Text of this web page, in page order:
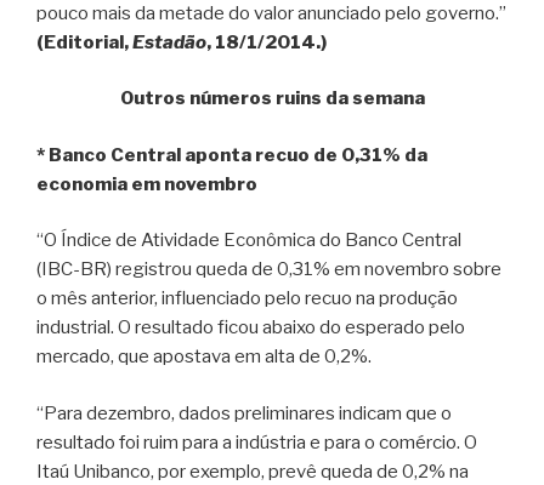
pouco mais da metade do valor anunciado pelo governo.”
(Editorial,Estadão, 18/1/2014.)
Outros números ruins da semana
* Banco Central aponta recuo de 0,31% da
economia em novembro
“O Índice de Atividade Econômica do Banco Central
(IBC-BR) registrou queda de 0,31% em novembro sobre
o mês anterior, influenciado pelo recuo na produção
industrial. O resultado ficou abaixo do esperado pelo
mercado, que apostava em alta de 0,2%.
“Para dezembro, dados preliminares indicam que o
resultado foi ruim para a indústria e para o comércio. O
Itaú Unibanco, por exemplo, prevê queda de 0,2% na